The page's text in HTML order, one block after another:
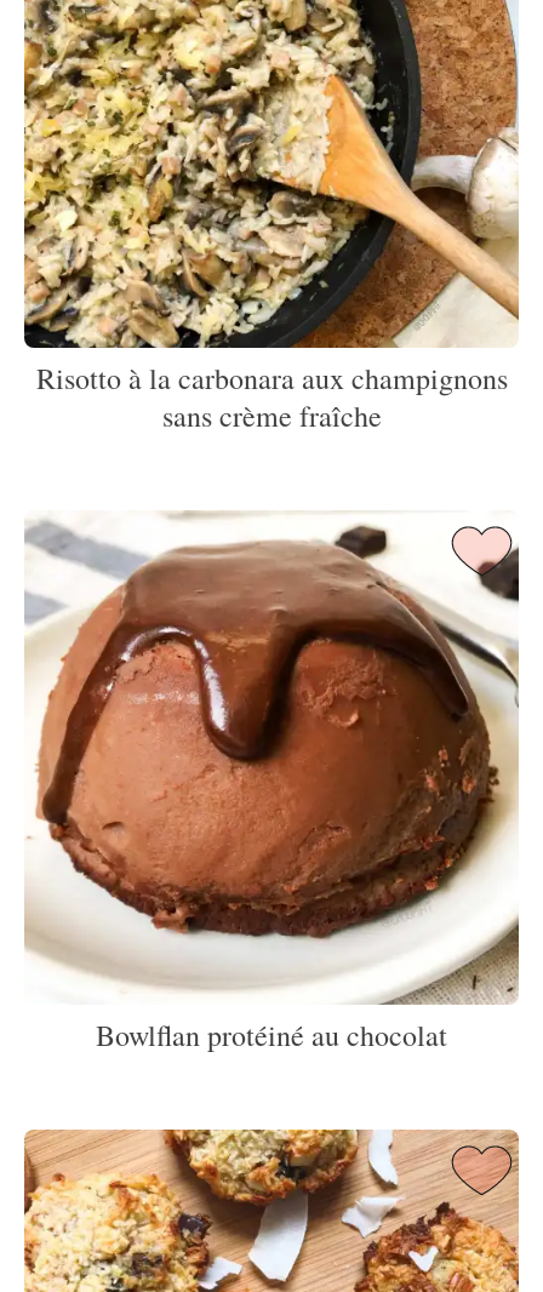
Risotto à la carbonara aux champignons
sans crème fraîche
Bowlflan protéiné au chocolat